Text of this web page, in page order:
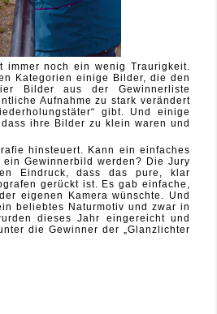
immer noch ein wenig Traurigkeit.
Kategorien einige Bilder, die den
vier Bilder aus der Gewinnerliste
Aufnahme zu stark verändert
gibt. Und einige
dassihre Bilder zu klein waren und
hinsteuert. Kann ein einfaches
Gewinnerbild werden? Die Jury
Eindruck, dass das pure, klar
gerückt ist. Es gab einfache,
eigenen Kamera wünschte. Und
beliebtes Naturmotiv und zwar in
dieses Jahr eingereicht und
die Gewinner der „Glanzlichter